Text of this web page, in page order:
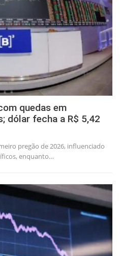
quedas em
dólar fecha a R$ 5,42
pregão de 2026, influenciado
enquanto…